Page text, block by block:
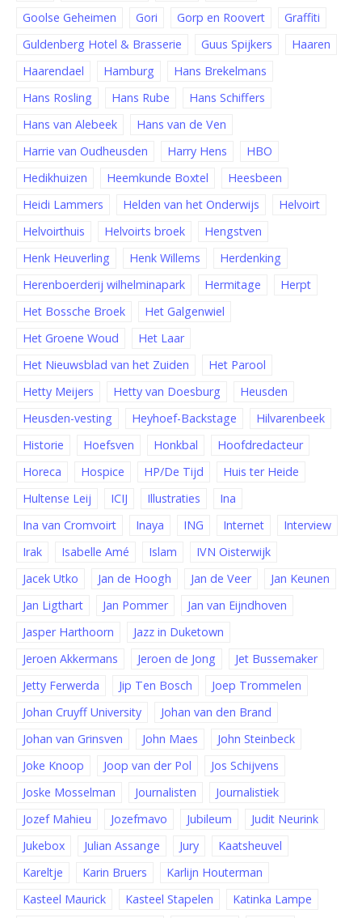
Goolse Geheimen
Gori Gorp en Roovert
Graffiti
Guldenberg Hotel & Brasserie
Guus Spijkers
Haaren
Haarendael
Hamburg
Hans Brekelmans
Hans Rosling
Hans Rube
Hans Schiffers
Hans van Alebeek
Hans van de Ven
Harrie van Oudheusden
Harry Hens
HBO
Hedikhuizen
Heemkunde Boxtel
Heesbeen
Heidi Lammers
Helden van het Onderwijs
Helvoirt
Helvoirthuis
Helvoirts broek
Hengstven
Henk Heuverling
Henk Willems
Herdenking
Herenboerderij wilhelminapark
Hermitage
Herpt
Het Bossche Broek
Het Galgenwiel
Het Groene Woud
Het Laar
Het Nieuwsblad van het Zuiden
Het Parool
Hetty Meijers
Hetty van Doesburg
Heusden
Heusden-vesting
Heyhoef-Backstage
Hilvarenbeek
Historie
Hoefsven Honkbal
Hoofdredacteur
Horeca
Hospice HP/De Tijd
Huis ter Heide
Hultense Leij
ICIJ Illustraties
Ina
Ina van Cromvoirt
Inaya ING Internet
Interview
Irak
Isabelle Amé Islam
IVN Oisterwijk
Jacek Utko
Jan de Hoogh Jan de Veer
Jan Keunen
Jan Ligthart
Jan Pommer
Jan van Eijndhoven
Jasper Harthoorn
Jazz in Duketown
Jeroen Akkermans
Jeroen de Jong
Jet Bussemaker
Jetty Ferwerda
Jip Ten Bosch
Joep Trommelen
Johan Cruyff University
Johan van den Brand
Johan van Grinsven
John Maes
John Steinbeck
Joke Knoop
Joop van der Pol
Jos Schijvens
Joske Mosselman
Journalisten
Journalistiek
Jozef Mahieu
Jozefmavo Jubileum
Judit Neurink
Jukebox
Julian Assange Jury
Kaatsheuvel
Kareltje
Karin Bruers
Karlijn Houterman
Kasteel Maurick
Kasteel Stapelen Katinka Lampe